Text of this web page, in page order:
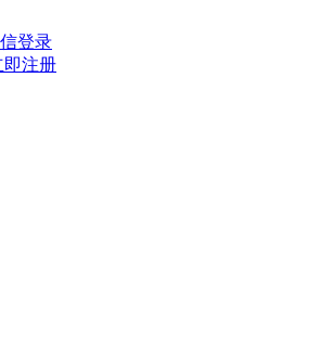
登录
即注册